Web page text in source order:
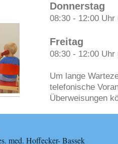
Donnerstag
08:30 - 12:00 Uhr
Freitag
08:30 - 12:00 Uhr
Um lange
telefonische
Überweisungen
med. Hoffecker- Bassek